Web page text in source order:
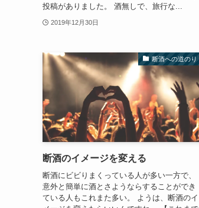
投稿がありました。 酒無しで、旅行な...
2019年12月30日
断酒への道のり
断酒のイメージを変える
断酒にビビりまくっている人が多い一方で、
意外と簡単に酒とさようならすることができ
ている人もこれまた多い。 ようは、断酒のイ